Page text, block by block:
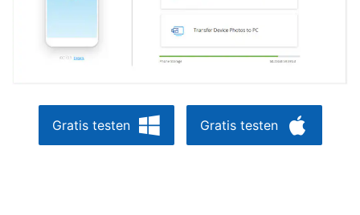
Gratis testen Gratis testen